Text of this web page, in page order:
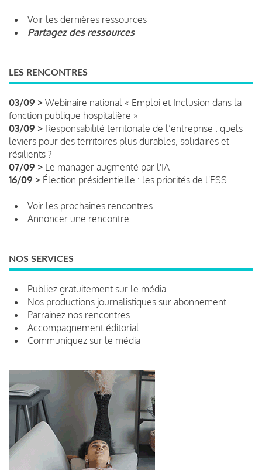
Voir les dernières ressources
Partagez des ressources
LES RENCONTRES
03/09 > Webinaire national « Emploi et Inclusion dans la
fonction publique hospitalière »
03/09 > Responsabilité territoriale de l’entreprise : quels
leviers pour des territoires plus durables, solidaires et
résilients ?
07/09 > Le manager augmenté par l'IA
16/09 > Élection présidentielle : les priorités de l'ESS
Voir les prochaines rencontres
Annoncer une rencontre
NOS SERVICES
Publiez gratuitement sur le média
Nos productions journalistiques sur abonnement
Parrainez nos rencontres
Accompagnement éditorial
Communiquez sur le média